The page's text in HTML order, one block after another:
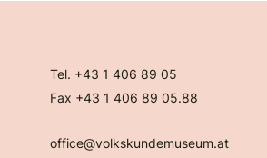
Tel. +43 1 406 89 05
Fax +43 1 406 89 05.88
office@volkskundemuseum.at